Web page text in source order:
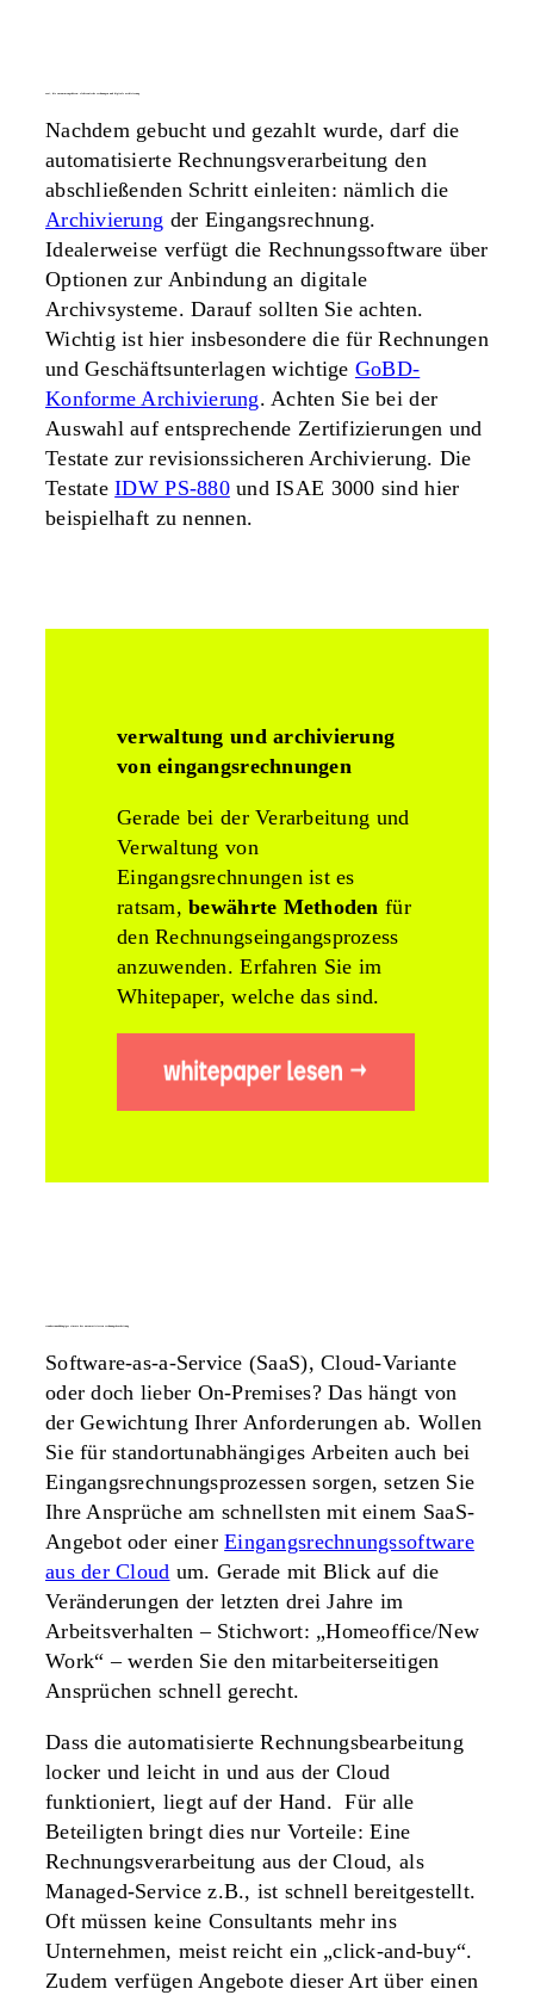
Nachdem gebucht und gezahlt wurde, darf die
automatisierte Rechnungsverarbeitung den
abschließenden Schritt einleiten: nämlich die
Archivierung der Eingangsrechnung.
Idealerweise verfügt die Rechnungssoftware über
Optionen zur Anbindung an digitale
Archivsysteme. Darauf sollten Sie achten.
Wichtig ist hier insbesondere die für Rechnungen
und Geschäftsunterlagen wichtige GoBD-
Konforme Archivierung. Achten Sie bei der
Auswahl auf entsprechende Zertifizierungen und
Testate zur revisionssicheren Archivierung. Die
TestateIDW PS-880und ISAE 3000 sind hier
beispielhaft zu nennen.
verwaltung und archivierung
von eingangsrechnungen
Gerade bei der Verarbeitung und
Verwaltung von
Eingangsrechnungen ist es
ratsam,bewährte Methoden für
den Rechnungseingangsprozess
anzuwenden. Erfahren Sie im
Whitepaper, welche das sind.
Software-as-a-Service (SaaS), Cloud-Variante
oder doch lieber On-Premises? Das hängt von
der Gewichtung Ihrer Anforderungen ab. Wollen
Sie für standortunabhängiges Arbeiten auch bei
Eingangsrechnungsprozessen sorgen, setzen Sie
Ihre Ansprüche am schnellsten mit einem SaaS-
Angebot oder einerEingangsrechnungssoftware
aus der Cloud um. Gerade mit Blick auf die
Veränderungen der letzten drei Jahre im
Arbeitsverhalten – Stichwort: „Homeoffice/New
Work“ – werden Sie den mitarbeiterseitigen
Ansprüchen schnell gerecht.
Dass die automatisierte Rechnungsbearbeitung
locker und leicht in und aus der Cloud
funktioniert, liegt auf der Hand. Für alle
Beteiligten bringt dies nur Vorteile: Eine
Rechnungsverarbeitung aus der Cloud, als
Managed-Service z.B., ist schnell bereitgestellt.
Oft müssen keine Consultants mehr ins
Unternehmen, meist reicht ein „click-and-buy“.
Zudem verfügen Angebote dieser Art über einen